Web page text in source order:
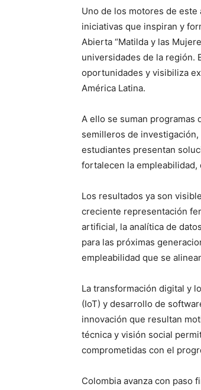
Uno de los motores de este
iniciativas que inspiran y
Abierta “Matilda y las
universidades de la región.
oportunidades y visibiliza
América Latina.
A ello se suman programas
semilleros de investigación,
estudiantes presentan
fortalecen la empleabilidad,
Los resultados ya son
creciente representación
artificial, la analítica de
para las próximas
empleabilidad que se
La transformación digital y
(IoT) y desarrollo de
innovación que resultan
técnica y visión social
comprometidas con el
Colombia avanza con paso